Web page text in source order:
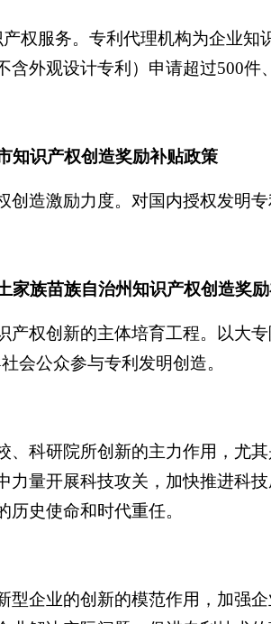
权服务。专利代理机构为企业
含外观设计专利）申请超过500
知识产权创造奖励补贴政策
造激励力度。对国内授权发明专
家族苗族自治州知识产权创造奖
权创新的主体培育工程。以大专
会公众参与专利发明创造。
科研院所创新的主力作用，尤其
力量开展科技攻关，加快推进科
历史使命和时代重任。
企业的创新的模范作用，加强企